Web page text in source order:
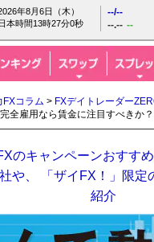
年8月6日（木）
本時間13時27分1秒
--/--
--.-- --
FXコラム > FXデイトレーダー
全雇用なら賃金に注目すべきか？
のキャンペーンおすす
や、 「ザイFX！」限
紹介